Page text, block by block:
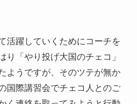
活躍していくためにコーチを
り「やり投げ大国のチェコ」
ようですが、そのツテが無か
国際講習会でチェコ人とのご